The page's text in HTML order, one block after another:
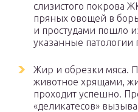
слизистого покрова
пряных овощей в
и простудами пошло
указанные патологии
Жир и обрезки мяса.
животное хрящами,
проходит успешно.
«деликатесов»